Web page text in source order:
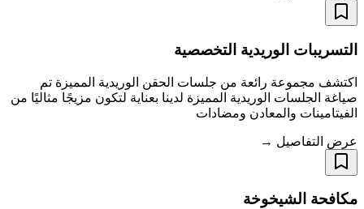
التسريبات الوريدية التخصصية
اكتشف مجموعة رائعة من جلسات الحقن الوريدية المميزة تم
صياغة الجلسات الوريدية المميزة لدينا بعناية لتكون مزيجًا مثاليًا من
الفيتامينات والمعادن ومضادات
عرض التفاصيل →
مكافحة الشيخوخة